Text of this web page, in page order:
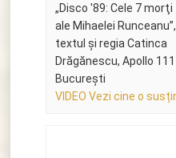
„Disco '89: Cele 7 morţi
ale Mihaelei Runceanu”,
textul și regia Catinca
Drăgănescu, Apollo 111
Bucureşti
VIDEO Vezi cine o